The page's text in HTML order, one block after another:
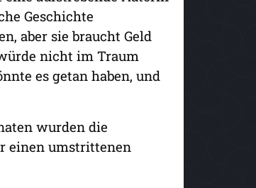
Geschichte
aber sie braucht Geld
nicht im Traum
es getan haben, und
wurden die
einen umstrittenen